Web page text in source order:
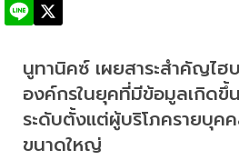
นูทานิคซ์ เผยสาระสำคัญไ
องค์กรในยุคที่มีข้อมูลเกิดขึ้
ระดับตั้งแต่ผู้บริโภครายบุค
ขนาดใหญ่